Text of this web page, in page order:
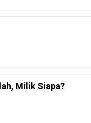
Milik Siapa?